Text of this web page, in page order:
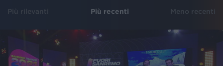
Più rilevanti Più recenti Meno recenti